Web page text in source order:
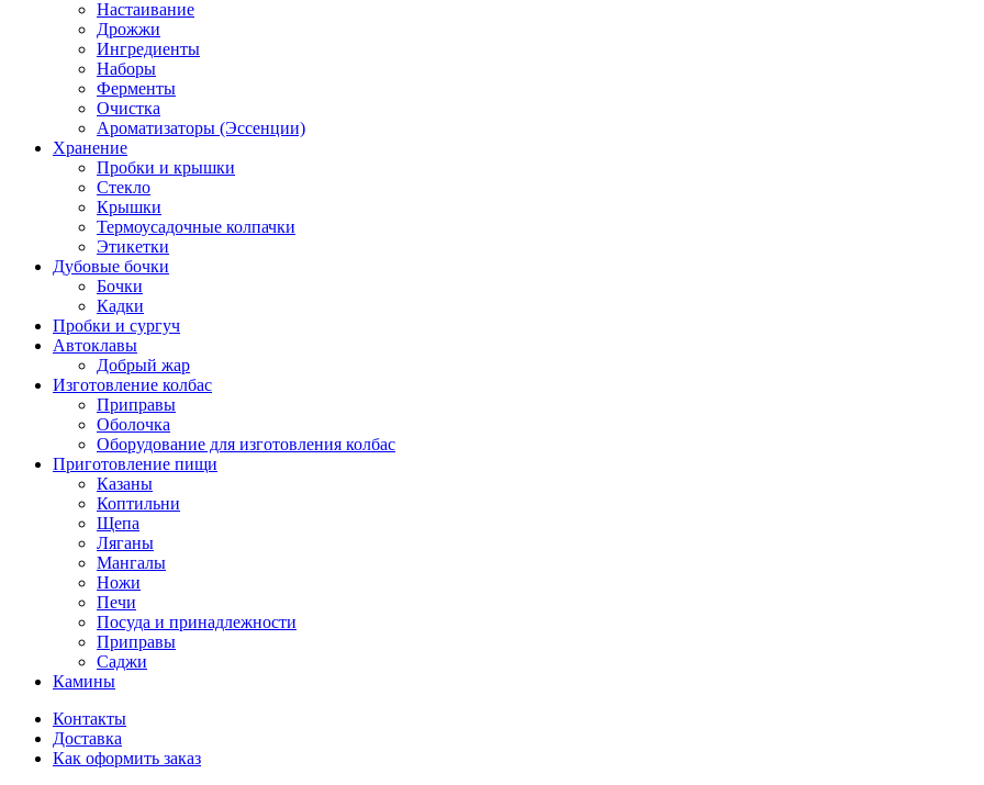
Настаивание
Дрожжи
Ингредиенты
Наборы
Ферменты
Очистка
Ароматизаторы (Эссенции)
Хранение
Пробки и крышки
Стекло
Крышки
Термоусадочные колпачки
Этикетки
Дубовые бочки
Бочки
Кадки
Пробки и сургуч
Автоклавы
Добрый жар
Изготовление колбас
Приправы
Оболочка
Оборудование для изготовления колбас
Приготовление пищи
Казаны
Коптильни
Щепа
Ляганы
Мангалы
Ножи
Печи
Посуда и принадлежности
Приправы
Саджи
Камины
Контакты
Доставка
Как оформить заказ